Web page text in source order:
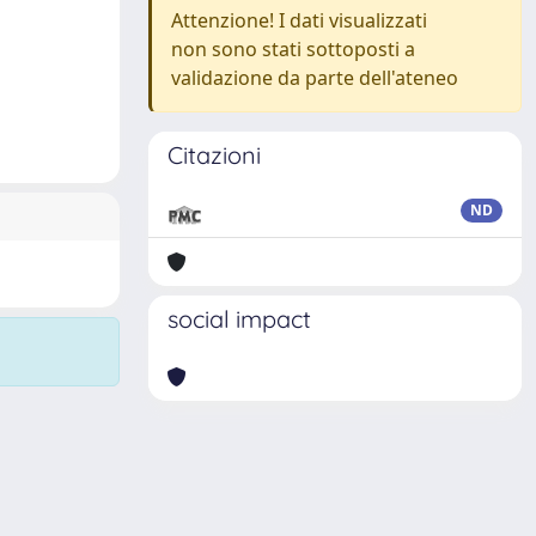
Attenzione! I dati visualizzati
non sono stati sottoposti a
validazione da parte dell'ateneo
Citazioni
ND
social impact